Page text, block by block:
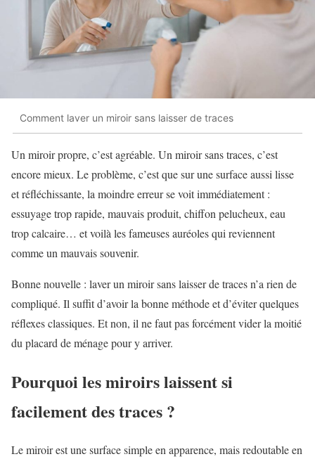
Comment laver un miroir sans laisser de traces
Un miroir propre, c’est agréable. Un miroir sans traces, c’est
encore mieux. Le problème, c’est que sur une surface aussi lisse
et réfléchissante, la moindre erreur se voit immédiatement :
essuyage trop rapide, mauvais produit, chiffon pelucheux, eau
trop calcaire… et voilà les fameuses auréoles qui reviennent
comme un mauvais souvenir.
Bonne nouvelle : laver un miroir sans laisser de traces n’a rien de
compliqué. Il suffit d’avoir la bonne méthode et d’éviter quelques
réflexes classiques. Et non, il ne faut pas forcément vider la moitié
du placard de ménage pour y arriver.
Pourquoi les miroirs laissent si
facilement des traces ?
Le miroir est une surface simple en apparence, mais redoutable en